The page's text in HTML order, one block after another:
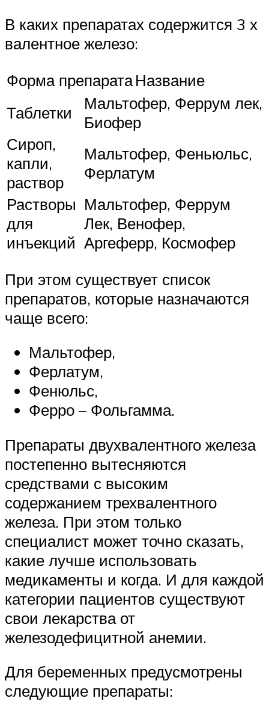
В каких препаратах содержится 3 х
валентное железо:
Форма препаратаНазвание
Таблетки
Мальтофер, Феррум лек,
Биофер
Сироп,
капли,
раствор
Мальтофер, Феньюльс,
Ферлатум
Растворы
для
инъекций
Мальтофер, Феррум
Лек, Венофер,
Аргеферр, Космофер
При этом существует список
препаратов, которые назначаются
чаще всего:
Мальтофер,
Ферлатум,
Фенюльс,
Ферро – Фольгамма.
Препараты двухвалентного железа
постепенно вытесняются
средствами с высоким
содержанием трехвалентного
железа. При этом только
специалист может точно сказать,
какие лучше использовать
медикаменты и когда. И для каждой
категории пациентов существуют
свои лекарства от
железодефицитной анемии.
Для беременных предусмотрены
следующие препараты: